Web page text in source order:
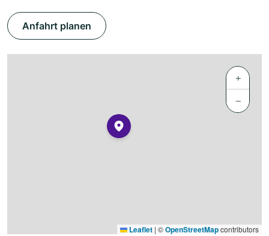
Anfahrt planen
+
−
Leaflet | ©OpenStreetMapcontributors